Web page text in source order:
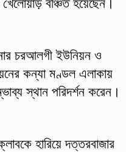
বঞ্চিত হয়েছেন।
চরআলগী ইউনিয়ন ও
কন্যা মণ্ডল এলাকায়
স্থান পরিদর্শন করেন।
হারিয়ে দত্তরবাজার